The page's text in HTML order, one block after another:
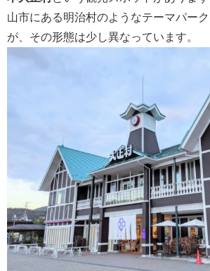
山市にある明治村のようなテーマパー
が、その形態は少し異なっています。